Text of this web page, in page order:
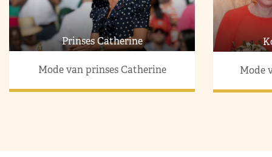
Prinses Catherine
Mode van prinses Catherine Mode